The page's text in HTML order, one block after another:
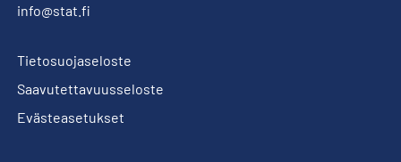
info@stat.fi
Tietosuojaseloste
Saavutettavuusseloste
Evästeasetukset